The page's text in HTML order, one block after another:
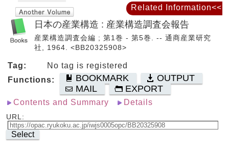
日本の産業構造 : 産業構造調査会報告
産業構造調査会編 ; 第1巻 - 第5巻. -- 通商産業研究
社, 1964. <BB20325908>
Tag:
No tag is registered
Functions:
BOOKMARK
OUTPUT
MAIL
EXPORT
Contents and Summary Details
URL:
Select
Related Information<<